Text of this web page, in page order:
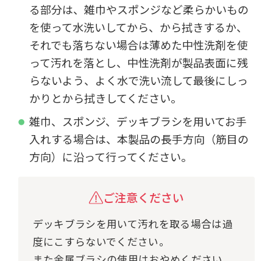
る部分は、雑巾やスポンジなど柔らかいもの
を使って水洗いしてから、から拭きするか、
それでも落ちない場合は薄めた中性洗剤を使
って汚れを落とし、中性洗剤が製品表面に残
らないよう、よく水で洗い流して最後にしっ
かりとから拭きしてください。
雑巾、スポンジ、デッキブラシを用いてお手
入れする場合は、本製品の長手方向（筋目の
方向）に沿って行ってください。
ご注意ください
デッキブラシを用いて汚れを取る場合は過
度にこすらないでください。